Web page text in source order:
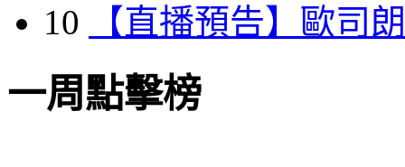
10
【直播預告】歐司
一周點擊榜